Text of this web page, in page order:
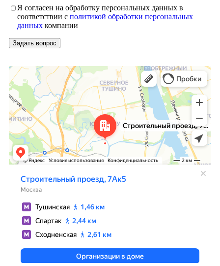
Я согласен на обработку персональных данных в
соответствии с политикой обработки персональных
данныхкомпании
Москва
Яндекс Карты — транспорт, навигация, поиск мест